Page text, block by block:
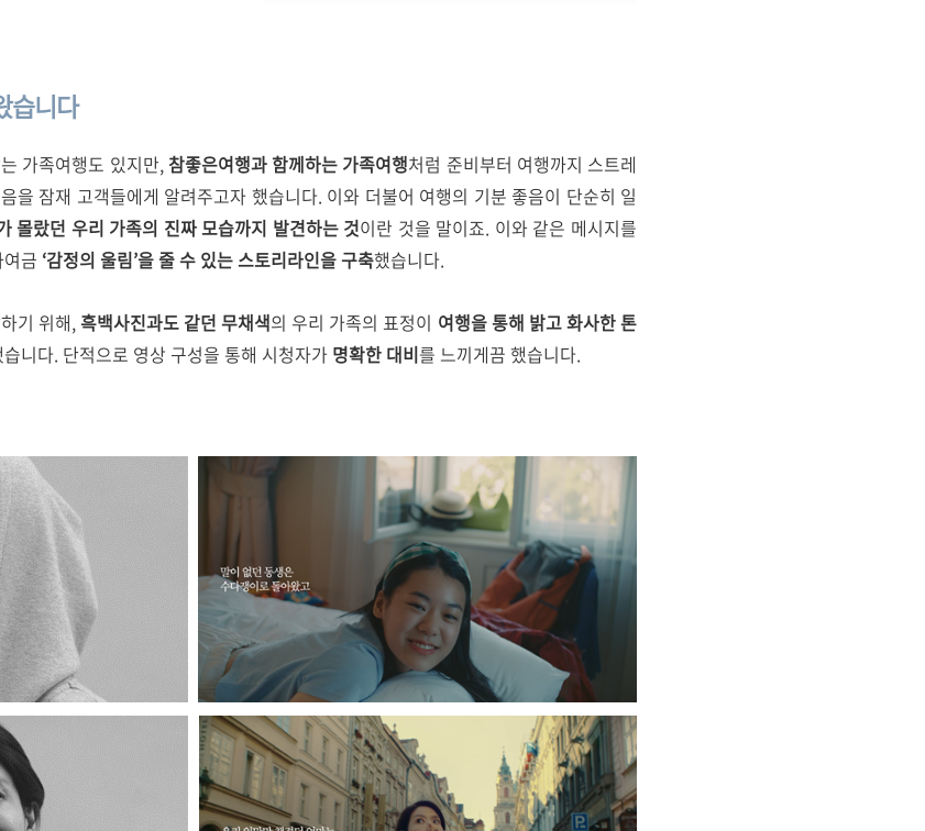
습니다
가족여행도 있지만, 참좋은여행과 함께하는 가족여행처럼 준비부터 여행까지 스트레
을 잠재 고객들에게 알려주고자 했습니다. 이와 더불어 여행의 기분 좋음이 단순히 일
몰랐던 우리 가족의 진짜 모습까지 발견하는 것이란 것을 말이죠. 이와 같은 메시지를
금 ‘감정의 울림’을 줄 수 있는 스토리라인을 구축했습니다.
기 위해,흑백사진과도 같던 무채색의 우리 가족의 표정이 여행을 통해 밝고 화사한 톤
니다. 단적으로 영상 구성을 통해 시청자가 명확한 대비를 느끼게끔 했습니다.